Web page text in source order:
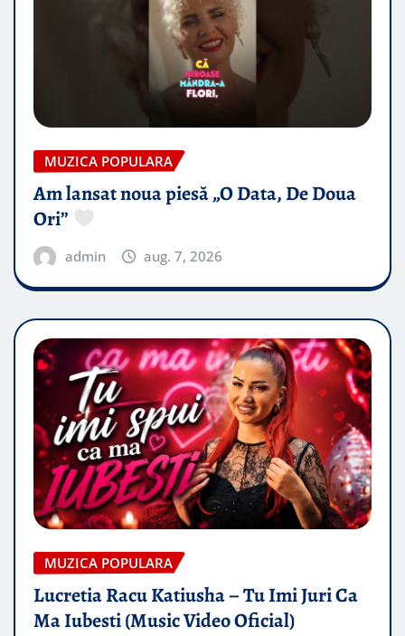
MUZICA POPULARA
Am lansat noua piesă „O Data, De Doua
Ori”
admin aug. 7, 2026
MUZICA POPULARA
Lucretia Racu Katiusha – Tu Imi Juri Ca
Ma Iubesti (Music Video Oficial)